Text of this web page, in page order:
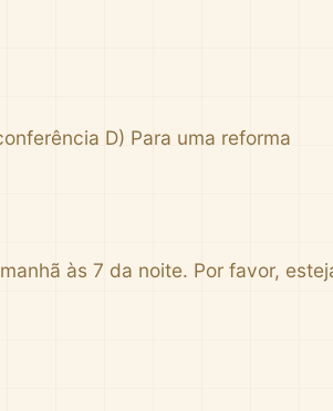
D) Para uma reforma
às 7 da noite. Por favor,